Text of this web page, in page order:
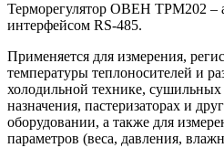
Терморегулятор ОВЕН ТРМ202
интерфейсом RS-485.
Применяется для измерения,
температуры теплоносителей и
холодильной технике,
назначения, пастеризаторах и
оборудовании, а также для
параметров (веса, давления,